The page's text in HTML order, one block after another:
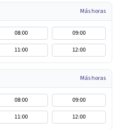
Más horas
08:00
09:00
11:00 12:00
Más horas
08:00
09:00
11:00 12:00